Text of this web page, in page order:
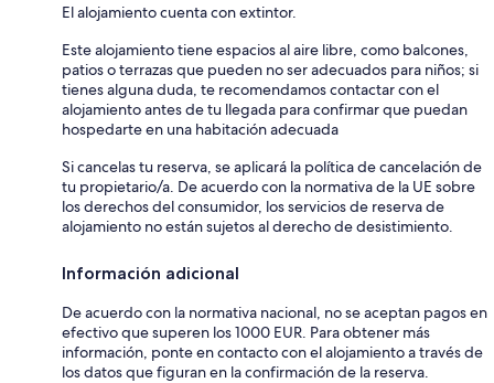
El alojamiento cuenta con extintor.
Este alojamiento tiene espacios al aire libre, como balcones,
patios o terrazas que pueden no ser adecuados para niños; si
tienes alguna duda, te recomendamos contactar con el
alojamiento antes de tu llegada para confirmar que puedan
hospedarte en una habitación adecuada
Si cancelas tu reserva, se aplicará la política de cancelación de
tu propietario/a. De acuerdo con la normativa de la UE sobre
los derechos del consumidor, los servicios de reserva de
alojamiento no están sujetos al derecho de desistimiento.
Información adicional
De acuerdo con la normativa nacional, no se aceptan pagos en
efectivo que superen los 1000 EUR. Para obtener más
información, ponte en contacto con el alojamiento a través de
los datos que figuran en la confirmación de la reserva.